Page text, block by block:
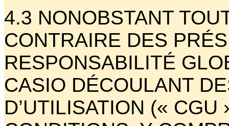
4.3 NONOBSTANT
CONTRAIRE DES
RESPONSABILITÉ
CASIO DÉCOULANT
D’UTILISATION («